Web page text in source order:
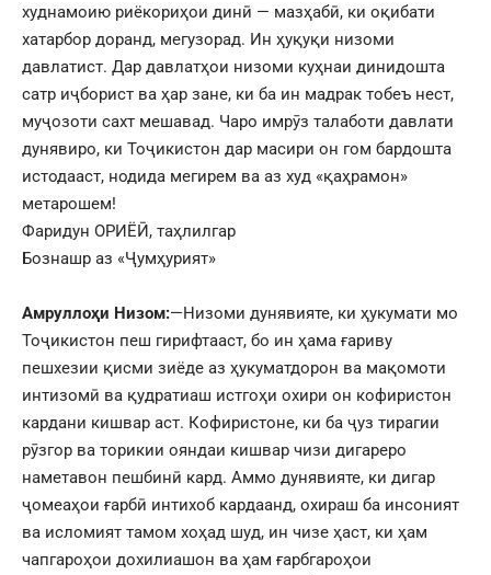
худнамоию риёкориҳои динӣ — мазҳабӣ, ки оқибати
хатарбор доранд, мегузорад. Ин ҳуқуқи низоми
давлатист. Дар давлатҳои низоми куҳнаи динидошта
сатр иҷборист ва ҳар зане, ки ба ин мадрак тобеъ нест,
муҷозоти сахт мешавад. Чаро имрӯз талаботи давлати
дунявиро, ки Тоҷикистон дар масири он гом бардошта
истодааст, нодида мегирем ва аз худ «қаҳрамон»
метарошем!
Фаридун ОРИЁӢ, таҳлилгар
Бознашр аз «Ҷумҳурият»
Амруллоҳи Низом:—Низоми дунявияте, ки ҳукумати мо
Тоҷикистон пеш гирифтааст, бо ин ҳама ғариву
пешхезии қисми зиёде аз ҳукуматдорон ва мақомоти
интизомӣ ва қудратиаш истгоҳи охири он кофиристон
кардани кишвар аст. Кофиристоне, ки ба ҷуз тирагии
рӯзгор ва торикии ояндаи кишвар чизи дигареро
наметавон пешбинӣ кард. Аммо дунявияте, ки дигар
ҷомеаҳои ғарбӣ интихоб кардаанд, охираш ба инсоният
ва исломият тамом хоҳад шуд, ин чизе ҳаст, ки ҳам
чапгароҳои дохилиашон ва ҳам ғарбгароҳои